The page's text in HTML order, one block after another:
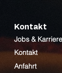
Kontakt
Jobs & Karriere
Kontakt
Anfahrt